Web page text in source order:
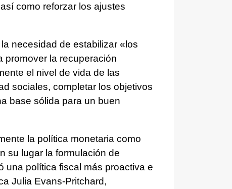
como reforzar los ajustes
necesidad de estabilizar «los
promover la recuperación
el nivel de vida de las
sociales, completar los objetivos
base sólida para un buen
la política monetaria como
su lugar la formulación de
una política fiscal más proactiva e
Julia Evans-Pritchard,